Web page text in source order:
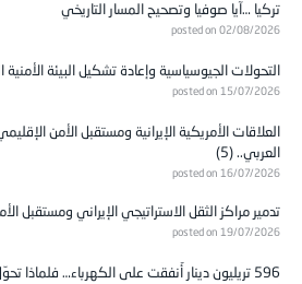
posted on 02/08/2026
posted on 15/07/2026
العربي.. (5)
posted on 16/07/2026
posted on 19/07/2026
أزمة اقتصادية مزمنة؟